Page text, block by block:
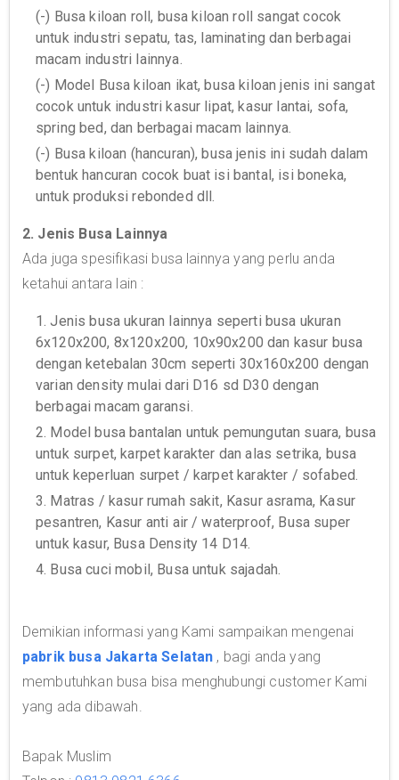
(-) Busa kiloan roll, busa kiloan roll sangat cocok
untuk industri sepatu, tas, laminating dan berbagai
macam industri lainnya.
(-) Model Busa kiloan ikat, busa kiloan jenis ini sangat
cocok untuk industri kasur lipat, kasur lantai, sofa,
spring bed, dan berbagai macam lainnya.
(-) Busa kiloan (hancuran), busa jenis ini sudah dalam
bentuk hancuran cocok buat isi bantal, isi boneka,
untuk produksi rebonded dll.
2. Jenis Busa Lainnya
Ada juga spesifikasi busa lainnya yang perlu anda
ketahui antara lain :
1. Jenis busa ukuran lainnya seperti busa ukuran
6x120x200, 8x120x200, 10x90x200 dan kasur busa
dengan ketebalan 30cm seperti 30x160x200 dengan
varian density mulai dari D16 sd D30 dengan
berbagai macam garansi.
2. Model busa bantalan untuk pemungutan suara, busa
untuk surpet, karpet karakter dan alas setrika, busa
untuk keperluan surpet / karpet karakter / sofabed.
3. Matras / kasur rumah sakit, Kasur asrama, Kasur
pesantren, Kasur anti air / waterproof, Busa super
untuk kasur, Busa Density 14 D14.
4. Busa cuci mobil, Busa untuk sajadah.
Demikian informasi yang Kami sampaikan mengenai
pabrik busa Jakarta Selatan , bagi anda yang
membutuhkan busa bisa menghubungi customer Kami
yang ada dibawah.
Bapak Muslim